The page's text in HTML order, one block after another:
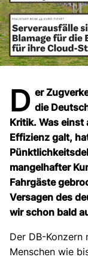
D er
die
Kritik. Was einst
Effizienz galt,
mangelhafter
Fahrgäste
Versagen des
wir schon bald
Der DB-
Menschen wie